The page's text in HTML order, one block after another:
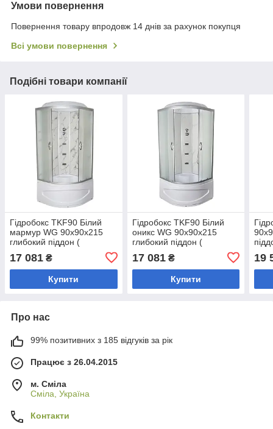
Умови повернення
Повернення товару впродовж 14 днів за рахунок покупця
Всі умови повернення
Подібні товари компанії
Гідробокс TKF90 Білий
мармур WG 90x90x215
глибокий піддон (
17 081 ₴
Купити
Гідробокс TKF90 Білий
оникс WG 90x90x215
глибокий піддон (
17 081₴
Купити
19
Про нас
99% позитивних з 185 відгуків за рік
Працює з 26.04.2015
м. Сміла
Сміла, Україна
Контакти